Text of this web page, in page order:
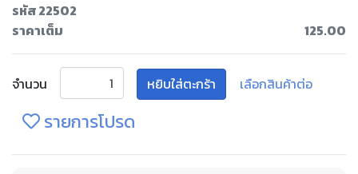
รหัส 22502
ราคาเต็ม
125.00
จำนวน หยิบใส่ตะกร้า เลือกสินค้าต่อ
รายการโปรด